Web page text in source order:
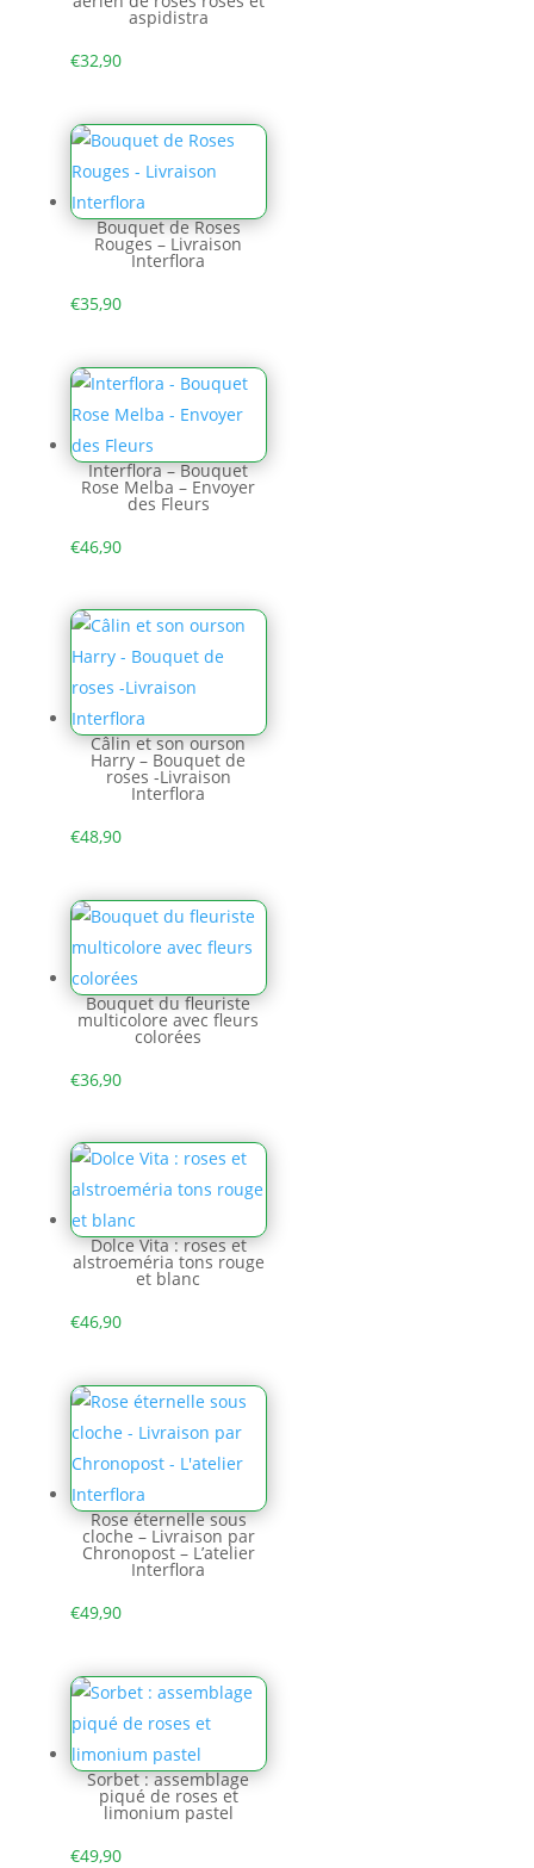
aspidistra
€32,90
Bouquet de Roses
Rouges – Livraison
Interflora
€35,90
Interflora – Bouquet
Rose Melba – Envoyer
des Fleurs
€46,90
Câlin et son ourson
Harry – Bouquet de
roses -Livraison
Interflora
€48,90
Bouquet du fleuriste
multicolore avec fleurs
colorées
€36,90
Dolce Vita : roses et
alstroeméria tons rouge
et blanc
€46,90
Rose éternelle sous
cloche – Livraison par
Chronopost – L’atelier
Interflora
€49,90
Sorbet : assemblage
piqué de roses et
limonium pastel
€49,90